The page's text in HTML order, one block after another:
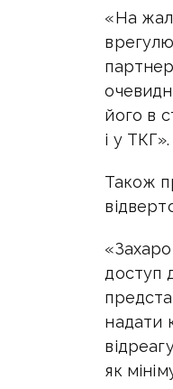
«На
його в
і у ТКГ».
Також
доступ
надати
як